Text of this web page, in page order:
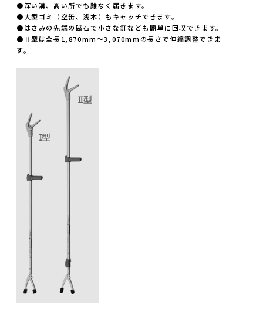
●深い溝、高い所でも難なく届きます。
●大型ゴミ（空缶、浅木）もキャッチできます。
●はさみの先端の磁石で小さな釘なども簡単に回収できます。
●Ⅱ型は全長1,870mm～3,070mmの長さで伸縮調整できま
す。